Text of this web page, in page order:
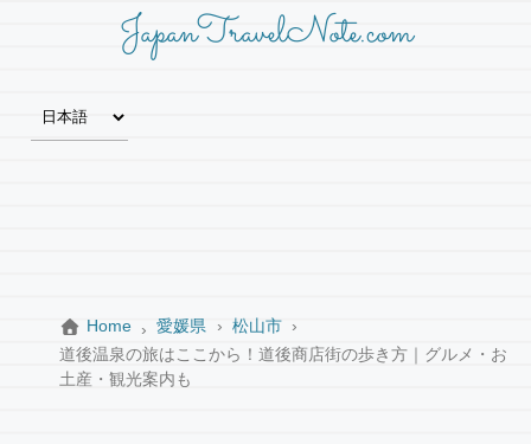
JapanTravelNote.com
Home 愛媛県
松山市
道後温泉の旅はここから！道後商店街の歩き方｜グルメ・お
土産・観光案内も